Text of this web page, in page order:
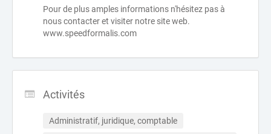
Pour de plus amples informations n'hésitez pas à
nous contacter et visiter notre site web.
www.speedformalis.com
Activités
Administratif, juridique, comptable